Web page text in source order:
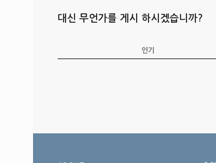
대신 무언가를 게시 하시겠습니까?
인기